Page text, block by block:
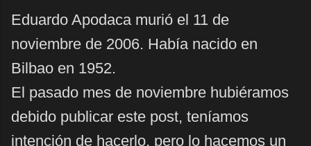
Eduardo Apodaca murió el 11 de
noviembre de 2006. Había nacido en
Bilbao en 1952.
El pasado mes de noviembre hubiéramos
debido publicar este post, teníamos
intención de hacerlo, pero lo hacemos un